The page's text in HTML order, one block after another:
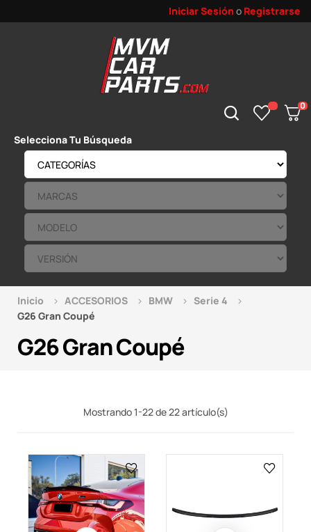
Iniciar Sesión o Registrarse
0
Selecciona Tu Búsqueda
G26 Gran Coupé
Inicio ACCESORIOS BMW
Serie 4
G26 Gran Coupé
Mostrando 1-22 de 22 artículo(s)